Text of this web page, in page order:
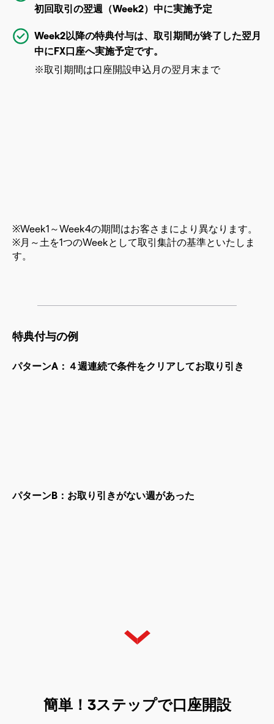
初回取引の翌週（Week2）中に実施予定
Week2以降の特典付与は、取引期間が終了した翌月
中にFX口座へ実施予定です。
※取引期間は口座開設申込月の翌月末まで
※Week1～Week4の期間はお客さまにより異なります。
※月～土を1つのWeekとして取引集計の基準といたしま
す。
特典付与の例
パターンA：４週連続で条件をクリアしてお取り引き
パターンB：お取り引きがない週があった
簡単！3ステップで口座開設